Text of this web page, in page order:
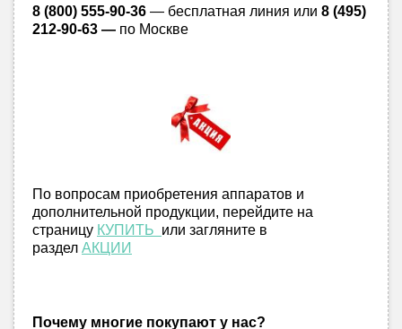
8 (800) 555-90-36 — бесплатная линия или 8 (495)
212-90-63 — по Москве
По вопросам приобретения аппаратов и
дополнительной продукции, перейдите на
страницу КУПИТЬ или загляните в
раздел АКЦИИ
Почему многие покупают у нас?